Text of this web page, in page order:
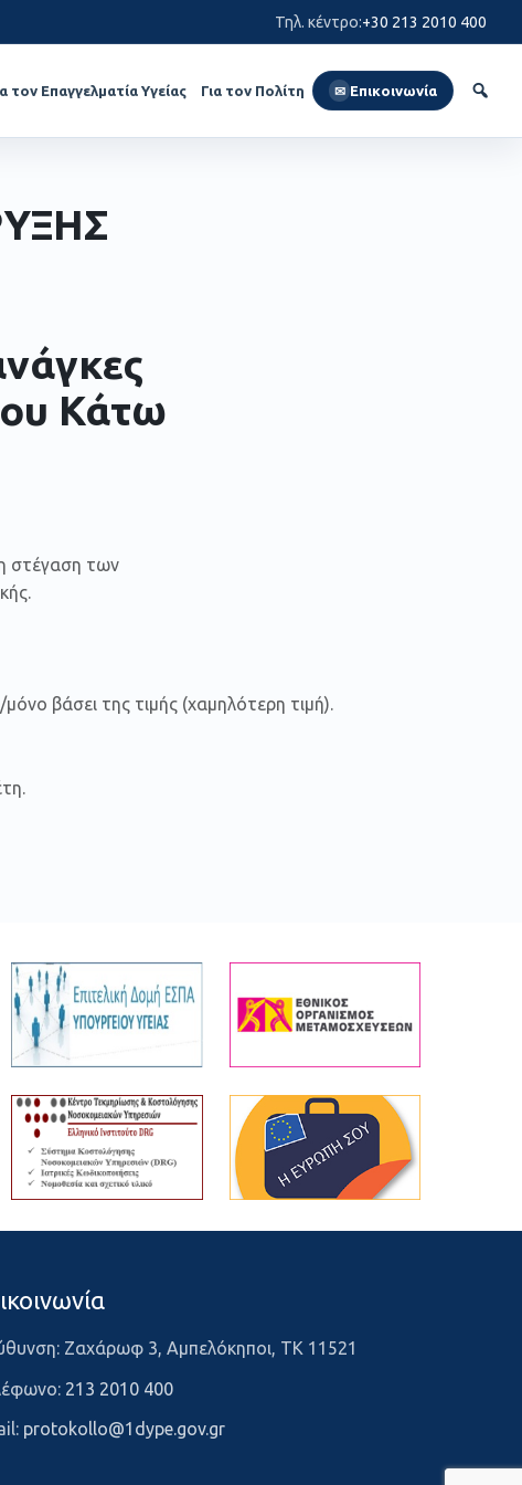
Τηλ. κέντρο:+30 213 2010 400
τον Επαγγελματία Υγείας Για τον Πολίτη ✉ Επικοινωνία
Κάτω
στέγαση των
βάσει της τιμής (χαμηλότερη τιμή).
Ζαχάρωφ 3, Αμπελόκηποι, ΤΚ 11521
213 2010 400
protokollo@1dype.gov.gr